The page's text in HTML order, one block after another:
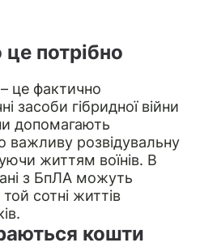
потрібно
це фактично
засоби гібридної війни
допомагають
важливу розвідувальну
життям воїнів. В
з БпЛА можуть
сотні життів
кошти